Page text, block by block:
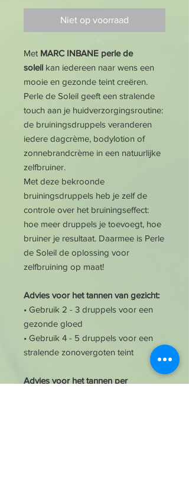
Niet op voorraad
Met MARC INBANE perle de
soleil kan iedereen naar wens een
mooie en gezonde teint creëren.
Perle de Soleil geeft een stralende
touch aan je huidverzorgingsroutine:
de bruiningsdruppels veranderen
iedere dagcrème, bodylotion of
zonnebrandcrème in een natuurlijke
zelfbruiner.
Met deze bekroonde
bruiningsdruppels heb je zelf de
controle over het bruiningseffect:
hoe meer druppels je toevoegt, hoe
bruiner je resultaat. Daarmee is Perle
de Soleil de oplossing voor
zelfbruining op maat!
Advies voor het tannen van gezicht:
• Gebruik 2 - 3 druppels voor een
gezonde gloed
• Gebruik 4 - 5 druppels voor een
stralende zonovergoten teint
Advies voor het tannen per